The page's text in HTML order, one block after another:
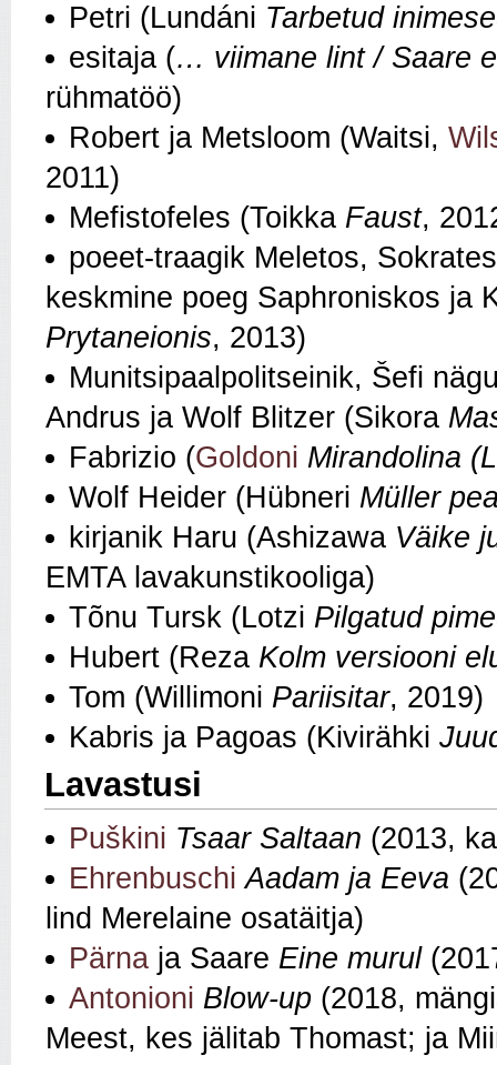
Petri (Lundáni Tarbetud
esitaja (… viimane lint / Saare
rühmatöö)
Robert ja Metsloom (Waitsi,
2011)
Mefistofeles (Toikka Faust,
poeet-traagik Meletos,
keskmine poeg Saphroniskos ja
Prytaneionis, 2013)
Munitsipaalpolitseinik, Šefi
Andrus ja Wolf Blitzer (Sikora
Fabrizio (Goldoni Mirandolina
Wolf Heider (Hübneri Müller
kirjanik Haru (Ashizawa Väike
EMTA lavakunstikooliga)
Tõnu Tursk (Lotzi Pilgatud
Hubert (Reza Kolm versiooni
Tom (Willimoni Pariisitar, 2019)
Kabris ja Pagoas (Kivirähki
Lavastusi
Puškini Tsaar Saltaan (2013,
Ehrenbuschi Aadam ja Eeva
lind Merelaine osatäitja)
Pärna ja Saare Eine murul
Antonioni Blow-up (2018,
Meest, kes jälitab Thomast; ja